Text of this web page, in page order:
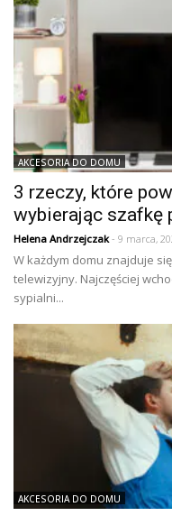
AKCESORIA DO DOMU
3 rzeczy, które
wybierając szafkę
Helena Andrzejczak- 9 marca,
W każdym domu znajduje
telewizyjny. Najczęściej
sypialni...
AKCESORIA DO DOMU